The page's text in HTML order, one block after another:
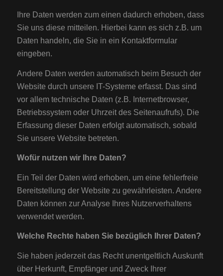
Ihre Daten werden zum einen dadurch erhoben, dass
Sie uns diese mitteilen. Hierbei kann es sich z.B. um
Daten handeln, die Sie in ein Kontaktformular
eingeben.
Andere Daten werden automatisch beim Besuch der
Website durch unsere IT-Systeme erfasst. Das sind
vor allem technische Daten (z.B. Internetbrowser,
Betriebssystem oder Uhrzeit des Seitenaufrufs). Die
Erfassung dieser Daten erfolgt automatisch, sobald
Sie unsere Website betreten.
Wofür nutzen wir Ihre Daten?
Ein Teil der Daten wird erhoben, um eine fehlerfreie
Bereitstellung der Website zu gewährleisten. Andere
Daten können zur Analyse Ihres Nutzerverhaltens
verwendet werden.
Welche Rechte haben Sie bezüglich Ihrer Daten?
Sie haben jederzeit das Recht unentgeltlich Auskunft
über Herkunft, Empfänger und Zweck Ihrer